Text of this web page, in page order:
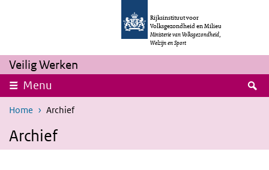
Overslaan en naar de inhoud gaan
Rijksinstituut voor
Volksgezondheid en Milieu
Ministerie van Volksgezondheid,
Welzijn en Sport
Veilig Werken
Menu
Home Archief
Archief